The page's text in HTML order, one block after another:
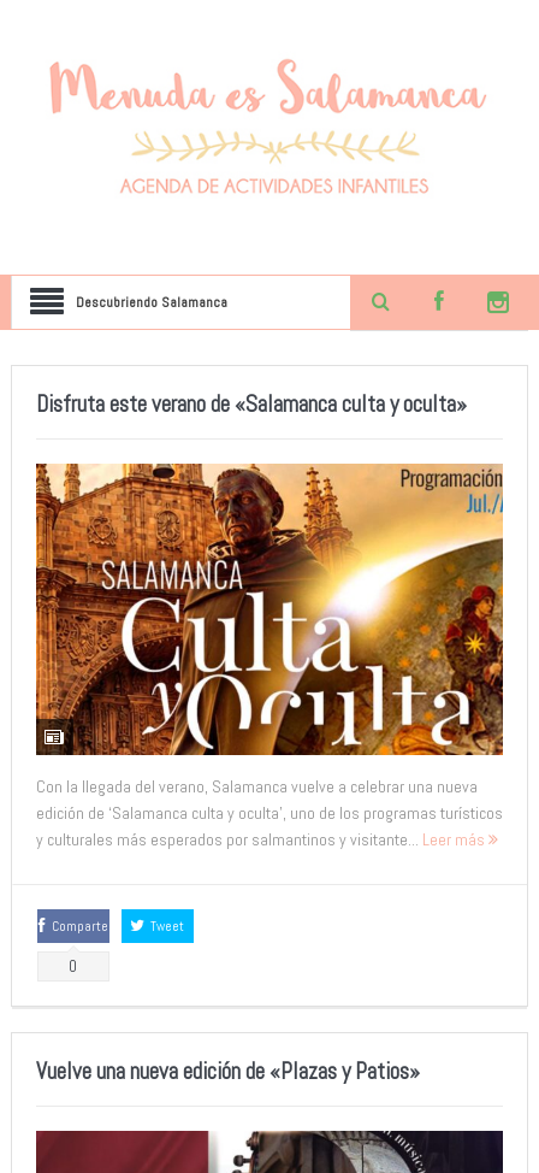
Descubriendo Salamanca
Disfruta este verano de «Salamanca culta y oculta»
Con la llegada del verano, Salamanca vuelve a celebrar una nueva
edición de ‘Salamanca culta y oculta’, uno de los programas turísticos
y culturales más esperados por salmantinos y visitante... Leer más
Comparte
0
Tweet
Vuelve una nueva edición de «Plazas y Patios»